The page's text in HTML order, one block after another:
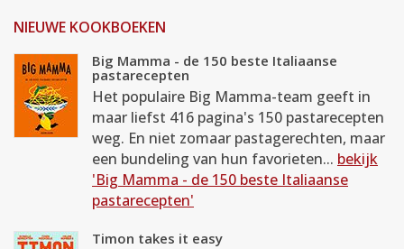
NIEUWE KOOKBOEKEN
Big Mamma - de 150 beste Italiaanse
pastarecepten
Het populaire Big Mamma-team geeft in
maar liefst 416 pagina's 150 pastarecepten
weg. En niet zomaar pastagerechten, maar
een bundeling van hun favorieten... bekijk
'Big Mamma - de 150 beste Italiaanse
pastarecepten'
Timon takes it easy